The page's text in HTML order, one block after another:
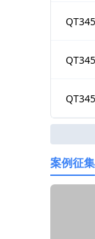
案例征集